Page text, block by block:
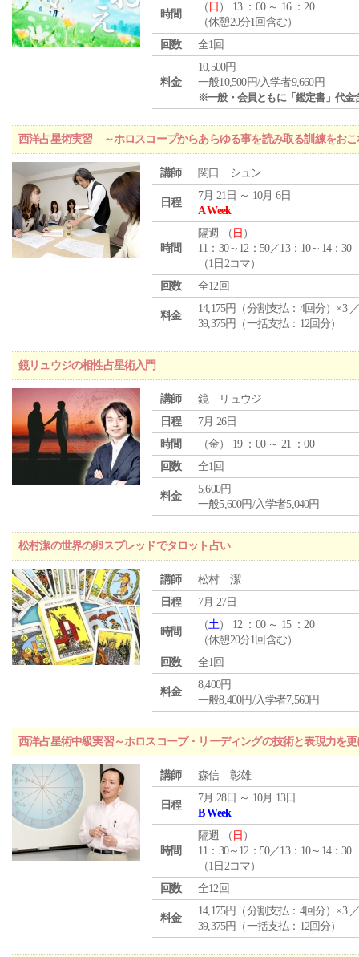
時間
（ 日 ） 13 ：00 ～ 16 ：20
（休憩20分1回含む）
回数
全1回
料金
10,500円
一般10,500円/入学者9,660円
※一般・会員ともに「鑑定書」代金
西洋占星術実習 ～ホロスコープからあらゆる事を読み取る訓練をおこ
講師 関口 シュン
日程
7月 21日 ～ 10月 6日
A Week
時間
隔週 （ 日 ）
11：30～12：50／13：10～14：30
（1日2コマ）
回数
全12回
料金
14,175円（分割支払：4回分）×3
39,375円（一括支払：12回分）
鏡リュウジの相性占星術入門
講師
鏡 リュウジ
日程
7月 26日
時間
（金） 19 ：00 ～ 21 ：00
回数
全1回
料金
5,600円
一般5,600円/入学者5,040円
松村潔の世界の卵スプレッドでタロット占い
講師
松村 潔
日程
7月 27日
時間
（土） 12 ：00 ～ 15 ：20
（休憩20分1回含む）
回数
全1回
料金
8,400円
一般8,400円/入学者7,560円
西洋占星術中級実習～ホロスコープ・リーディングの技術と表現力を
講師 森信 彰雄
日程
7月 28日 ～ 10月 13日
B Week
時間
隔週 （ 日 ）
11：30～12：50／13：10～14：30
（1日2コマ）
回数
全12回
料金
14,175円（分割支払：4回分）×3
39,375円（一括支払：12回分）